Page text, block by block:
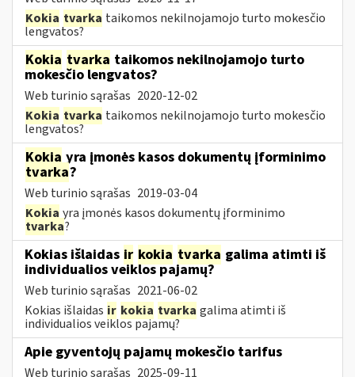
Kokia tvarka taikomos nekilnojamojo turto mokesčio
lengvatos?
Kokia tvarka taikomos nekilnojamojo turto
mokesčio lengvatos?
Web turinio sąrašas 2020-12-02
Kokia tvarka taikomos nekilnojamojo turto mokesčio
lengvatos?
Kokia yra įmonės kasos dokumentų įforminimo
tvarka?
Web turinio sąrašas 2019-03-04
Kokia yra įmonės kasos dokumentų įforminimo
tvarka?
Kokias išlaidas ir kokia tvarka galima atimti iš
individualios veiklos pajamų?
Web turinio sąrašas 2021-06-02
Kokias išlaidas ir kokia tvarka galima atimti iš
individualios veiklos pajamų?
Apie gyventojų pajamų mokesčio tarifus
Web turinio sąrašas 2025-09-11